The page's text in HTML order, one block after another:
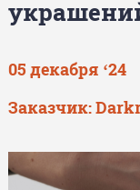
05 декабря ‘24
Заказчик: